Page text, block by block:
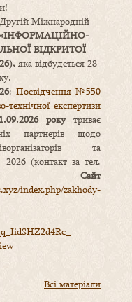
Міжнародній
«ІНФОРМАЦІЙНО-
ВІДКРИТОЇ
яка відбудеться 28
: Посвідчення №550
експертизи
рокутриває
партнерів щодо
та
2026 (контакт за тел.
Сайт
index.php/zakhody-
Всі матеріали